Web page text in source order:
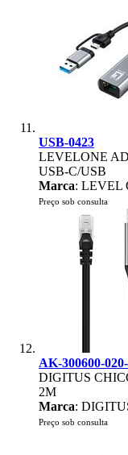
USB-0423
LEVELONE
USB-C/USB
Marca: LEVEL
Preço sob consulta
AK-300600-
DIGITUS
2M
Marca:
Preço sob consulta